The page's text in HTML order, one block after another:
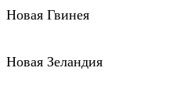
Новая Гвинея
Новая Зеландия